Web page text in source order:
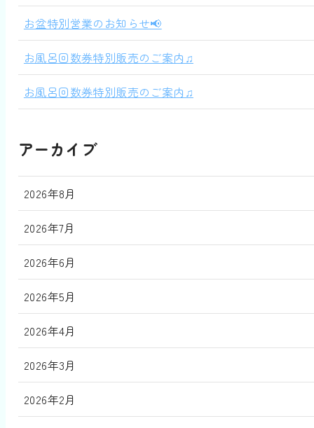
お盆特別営業のお知らせ📢
お風呂回数券特別販売のご案内♫
お風呂回数券特別販売のご案内♫
アーカイブ
2026年8月
2026年7月
2026年6月
2026年5月
2026年4月
2026年3月
2026年2月